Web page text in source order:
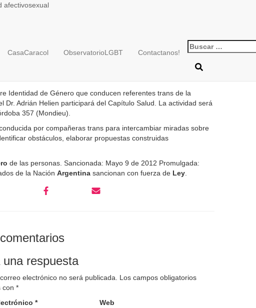
afectivosexual
CasaCaracol ObservatorioLGBT Contactanos!
Buscar:
Diálogo Trans
Identidad de Género que conducen referentes trans de la
Adrián Helien participará del Capítulo Salud. La actividad será
357 (Mondieu).
por compañeras trans para intercambiar miradas sobre
obstáculos, elaborar propuestas construidas
de las personas. Sancionada: Mayo 9 de 2012 Promulgada:
de la Nación Argentina sancionan con fuerza de Ley
una respuesta
electrónico no será publicada.
Los campos obligatorios
con *
* Web